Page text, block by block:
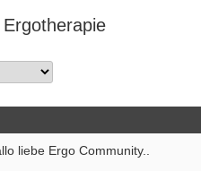
liebe Ergo Community..